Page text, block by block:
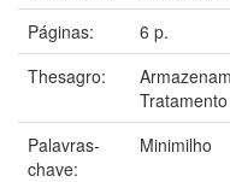
Páginas:
6 p.
Thesagro:
Tratamento
Palavras-
chave:
Minimilho